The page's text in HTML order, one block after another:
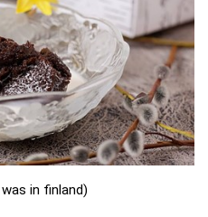
in finland)